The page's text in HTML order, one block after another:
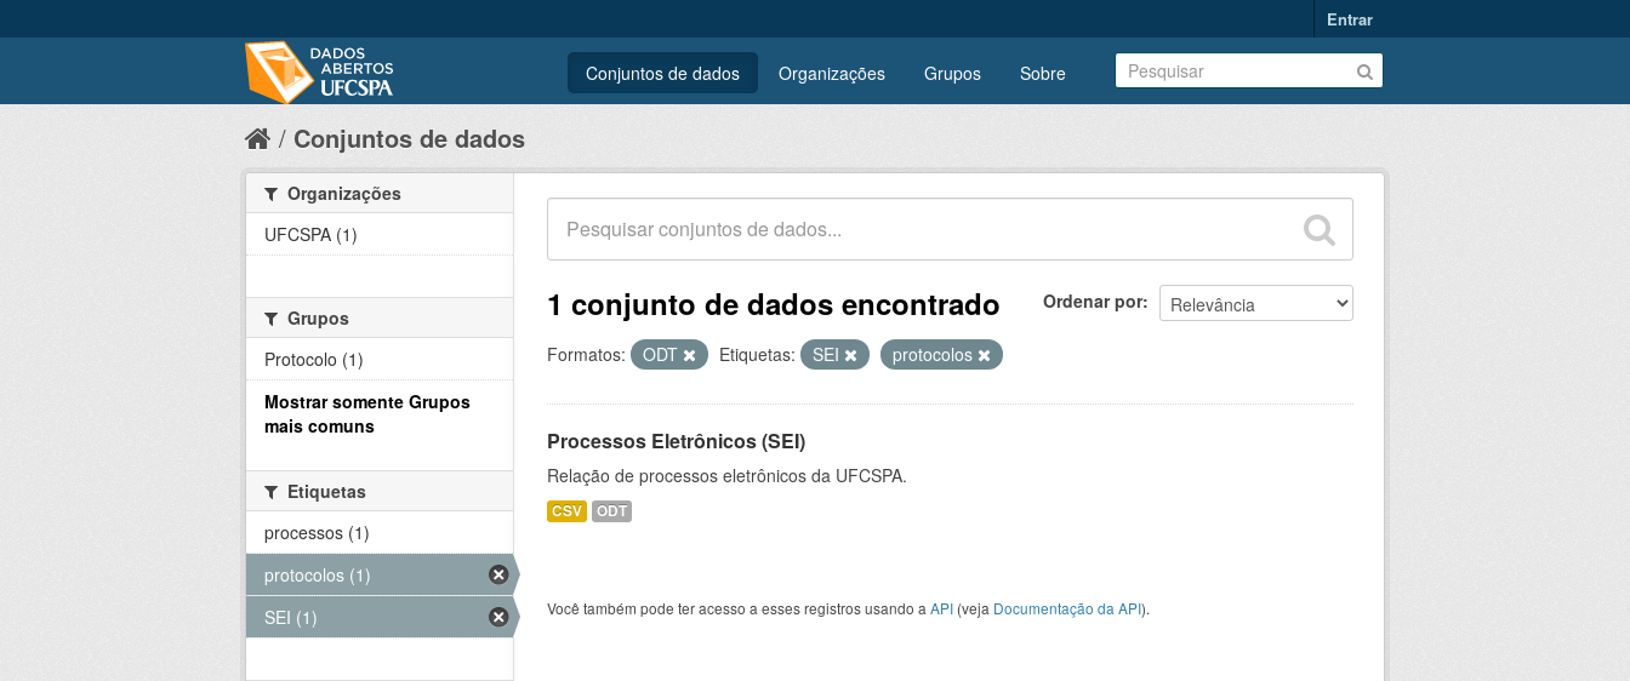
Entrar
Conjuntos de dados Organizações Grupos Sobre
Conjuntos de dados
Ordenar por
1 conjunto de dados encontrado
Formatos: ODT Etiquetas: SEI protocolos
Processos Eletrônicos (SEI)
Relação de processos eletrônicos da UFCSPA.
CSV ODT
Você também pode ter acesso a esses registros usando a API (veja Documentação da API).
Organizações
UFCSPA (1)
Grupos
Protocolo (1)
Mostrar somente Grupos
mais comuns
Etiquetas
processos (1)
protocolos (1)
SEI (1)